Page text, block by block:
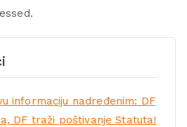
informaciju nadređenim: DF
DF traži poštivanje Statuta!